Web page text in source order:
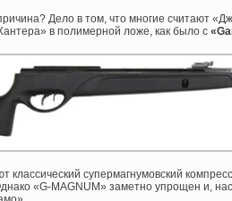
Дело в том, что многие считают
в полимерной ложе, как было с
классический супермагнумовский
«G-MAGNUM» заметно упрощен и,